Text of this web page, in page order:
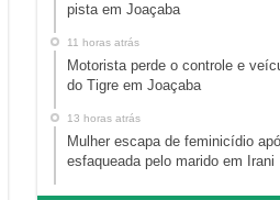
pista em Joaçaba
11 horas atrás
Motorista perde o controle e
do Tigre em Joaçaba
13 horas atrás
Mulher escapa de feminicídio
esfaqueada pelo marido em Irani